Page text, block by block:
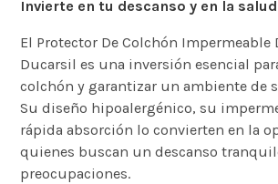
Invierte en tu descanso y en la
El Protector De Colchón Impermeable
Ducarsil es una inversión esencial
colchón y garantizar un ambiente de
Su diseño hipoalergénico, su
rápida absorción lo convierten en la
quienes buscan un descanso
preocupaciones.